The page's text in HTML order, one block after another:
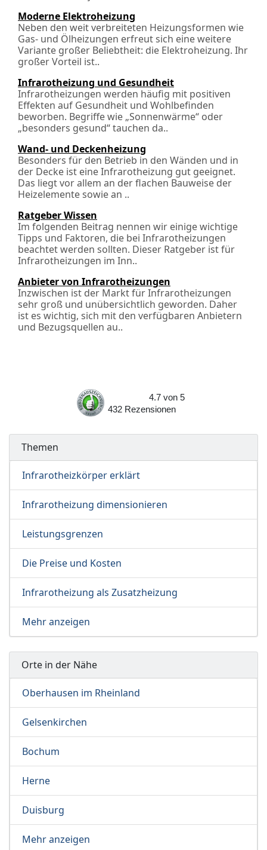
Moderne Elektroheizung
Neben den weit verbreiteten Heizungsformen wie
Gas- und Ölheizungen erfreut sich eine weitere
Variante großer Beliebtheit: die Elektroheizung. Ihr
großer Vorteil ist..
Infrarotheizung und Gesundheit
Infrarotheizungen werden häufig mit positiven
Effekten auf Gesundheit und Wohlbefinden
beworben. Begriffe wie „Sonnenwärme“ oder
„besonders gesund“ tauchen da..
Wand- und Deckenheizung
Besonders für den Betrieb in den Wänden und in
der Decke ist eine Infrarotheizung gut geeignet.
Das liegt vor allem an der flachen Bauweise der
Heizelemente sowie an ..
Ratgeber Wissen
Im folgenden Beitrag nennen wir einige wichtige
Tipps und Faktoren, die bei Infrarotheizungen
beachtet werden sollten. Dieser Ratgeber ist für
Infrarotheizungen im Inn..
Anbieter von Infrarotheizungen
Inzwischen ist der Markt für Infrarotheizungen
sehr groß und unübersichtlich geworden. Daher
ist es wichtig, sich mit den verfügbaren Anbietern
und Bezugsquellen au..
4.7 von 5
432
Rezensionen
Themen
Infrarotheizkörper erklärt
Infrarotheizung dimensionieren
Leistungsgrenzen
Die Preise und Kosten
Infrarotheizung als Zusatzheizung
Mehr anzeigen
Orte in der Nähe
Oberhausen im Rheinland
Gelsenkirchen
Bochum
Herne
Duisburg
Mehr anzeigen